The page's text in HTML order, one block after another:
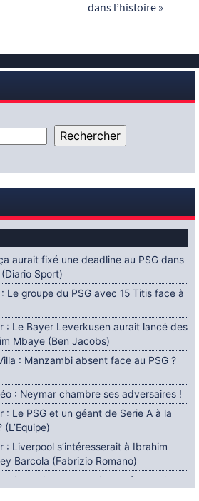
dans l’histoire »
aurait fixé une deadline au PSG dans
Sport)
Le groupe du PSG avec 15 Titis face à
: Le Bayer Leverkusen aurait lancé des
Mbaye (Ben Jacobs)
: Manzambi absent face au PSG ?
: Neymar chambre ses adversaires !
: Le PSG et un géant de Serie A à la
: Liverpool s’intéresserait à Ibrahim
Barcola (Fabrizio Romano)
: Accord contractuel trouvé entre le